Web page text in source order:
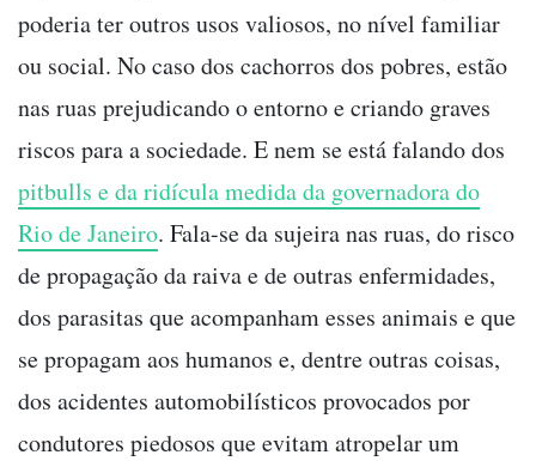
poderia ter outros usos valiosos, no nível familiar
ou social. No caso dos cachorros dos pobres, estão
nas ruas prejudicando o entorno e criando graves
riscos para a sociedade. E nem se está falando dos
pitbulls e da ridícula medida da governadora do
Rio de Janeiro. Fala-se da sujeira nas ruas, do risco
de propagação da raiva e de outras enfermidades,
dos parasitas que acompanham esses animais e que
se propagam aos humanos e, dentre outras coisas,
dos acidentes automobilísticos provocados por
condutores piedosos que evitam atropelar um